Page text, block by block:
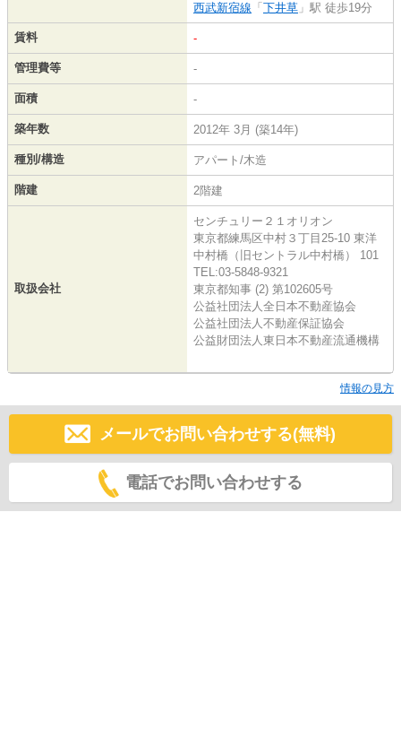
西武新宿線 「 下井草 」駅 徒歩19分
賃料 -
管理費等 -
面積 -
築年数 2012年 3月 (築14年)
種別/構造 アパート/木造
階建 2階建
取扱会社
センチュリー２１オリオン
東京都練馬区中村３丁目25-10 東洋
中村橋（旧セントラル中村橋） 101
TEL:03-5848-9321
東京都知事 (2) 第102605号
公益社団法人全日本不動産協会
公益社団法人不動産保証協会
公益財団法人東日本不動産流通機構
情報の見方
メールでお問い合わせする(無料)
電話でお問い合わせする